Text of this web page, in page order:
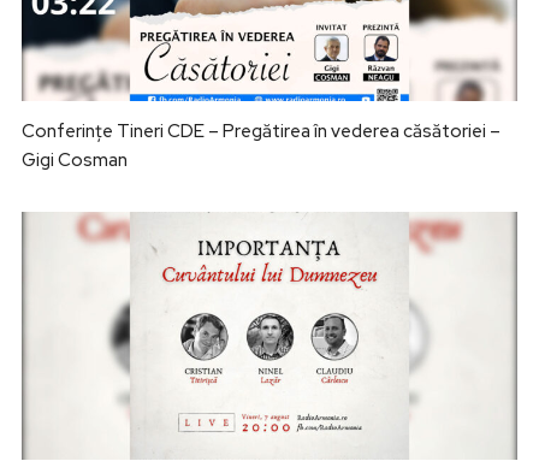
Conferințe Tineri CDE – Pregătirea în vederea căsătoriei –
Gigi Cosman